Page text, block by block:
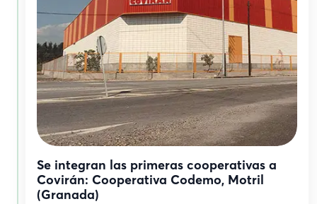
Se integran las primeras cooperativas a
Covirán: Cooperativa Codemo, Motril
(Granada)